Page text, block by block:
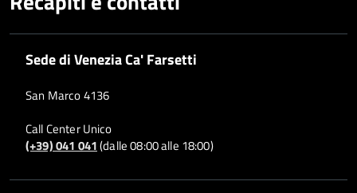
Sede di Venezia Ca' Farsetti
San Marco 4136
Call Center Unico
(+39) 041 041(dalle 08:00 alle 18:00)